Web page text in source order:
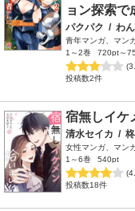
ョン探索で
パクパク / わ
青年マンガ、マン
1～2巻
720pt～
投稿数2件
宿無しイケ
清水セイカ /
女性マンガ、マン
1～6巻
540pt
投稿数18件